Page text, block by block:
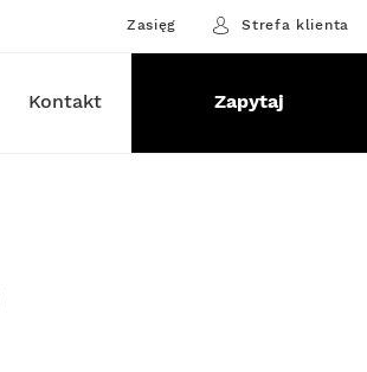
Zasięg Strefa klienta
Kontakt Zapytaj